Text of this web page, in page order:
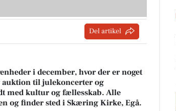
Del artikel
i december, hvor der er noget
til julekoncerter og
med kultur og fællesskab. Alle
og finder sted i Skæring Kirke, Egå.